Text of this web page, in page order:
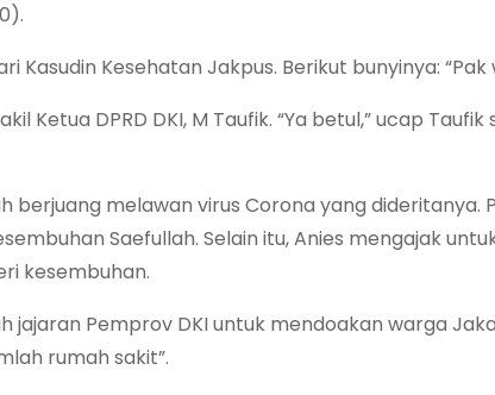
Kasudin Kesehatan Jakpus. Berikut bunyinya:
Ketua DPRD DKI, M Taufik. “Ya betul,” ucap
berjuang melawan virus Corona yang dideritanya.
Saefullah. Selain itu, Anies mengajak
kesembuhan.
jajaran Pemprov DKI untuk mendoakan warga
rumah sakit”.